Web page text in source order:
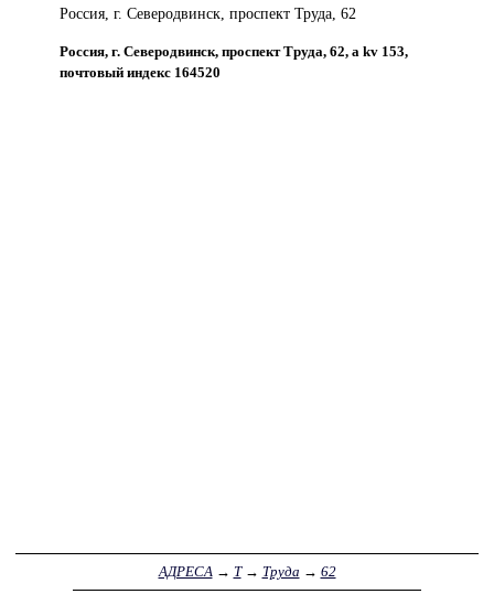
Россия, г. Северодвинск, проспект Труда, 62
Россия, г. Северодвинск, проспект Труда, 62, а kv 153,
почтовый индекс 164520
АДРЕСА→ Т→ Труда → 62